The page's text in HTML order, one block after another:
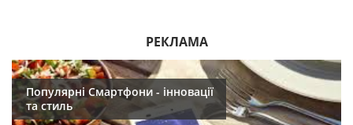
РЕКЛАМА
Популярні Смартфони - інновації
та стиль